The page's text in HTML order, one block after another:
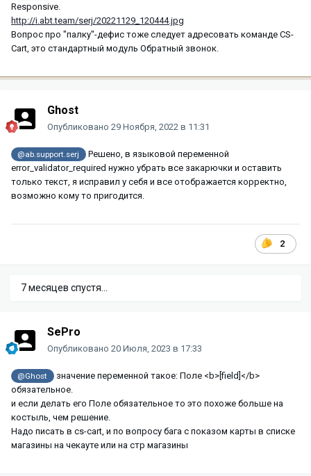
Responsive.
http://i.abt.team/serj/20221129_120444.jpg
Вопрос про "палку"-дефис тоже следует адресовать команде CS-
Cart, это стандартный модуль Обратный звонок.
Ghost
Опубликовано 29 Ноября, 2022 в 11:31
@ab.support.serj
Решено, в языковой переменной
error_validator_required нужно убрать все закарючки и оставить
только текст, я исправил у себя и все отображается корректно,
возможно кому то пригодится.
2
7 месяцев спустя...
SePro
Опубликовано 20 Июля, 2023 в 17:33
@Ghost
значение переменной такое: Поле <b>[field]</b>
обязательное.
и если делать его Поле обязательное то это похоже больше на
костыль, чем решение.
Надо писать в cs-cart, и по вопросу бага с показом карты в списке
магазины на чекауте или на стр магазины